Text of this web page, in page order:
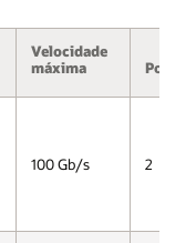
Velocidade
máxima
100 Gb/s 2